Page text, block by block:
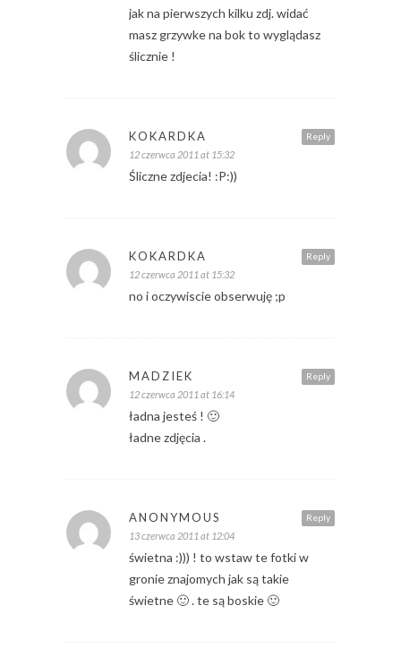
jak na pierwszych kilku zdj. widać
masz grzywke na bok to wyglądasz
ślicznie !
Reply
KOKARDKA
12 czerwca 2011 at 15:32
Śliczne zdjecia! :P:))
Reply
KOKARDKA
12 czerwca 2011 at 15:32
no i oczywiscie obserwuję ;p
Reply
MADZIEK
12 czerwca 2011 at 16:14
ładna jesteś ! 🙂
ładne zdjęcia .
Reply
ANONYMOUS
13 czerwca 2011 at 12:04
świetna :))) ! to wstaw te fotki w
gronie znajomych jak są takie
świetne 🙂 . te są boskie 🙂